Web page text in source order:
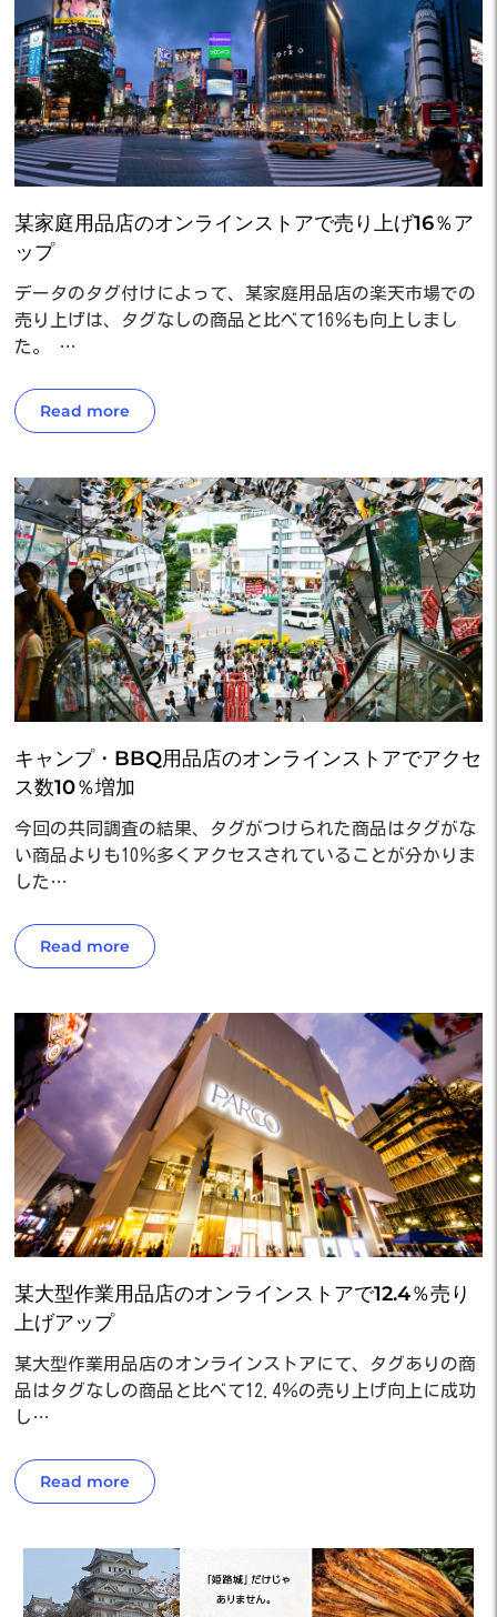
某家庭用品店のオンラインストアで売り上げ16％ア
ップ
データのタグ付けによって、某家庭用品店の楽天市場での
売り上げは、タグなしの商品と比べて16％も向上しまし
た。 …
Read more
キャンプ・BBQ用品店のオンラインストアでアクセ
ス数10％増加
今回の共同調査の結果、タグがつけられた商品はタグがな
い商品よりも10％多くアクセスされていることが分かりま
した…
Read more
某大型作業用品店のオンラインストアで12.4％売り
上げアップ
某大型作業用品店のオンラインストアにて、タグありの商
品はタグなしの商品と比べて12.4％の売り上げ向上に成功
し…
Read more